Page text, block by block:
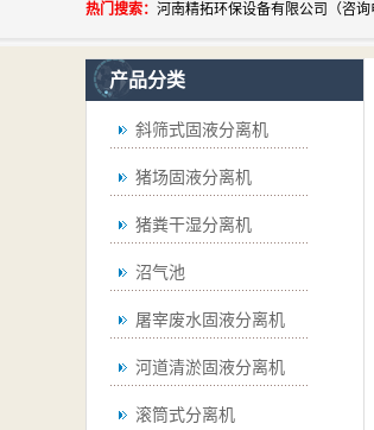
热门搜索：
产品分类
斜筛式固液分离机
猪场固液分离机
猪粪干湿分离机
沼气池
屠宰废水固液分离机
河道清淤固液分离机
滚筒式分离机